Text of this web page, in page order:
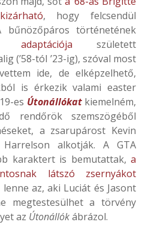
, hogy felcsendül
bűnözőpáros történetének
született
(’58-tól ’23-ig), szóval most
ide, de elképzelhető,
is érkezik valami easter
es Útonállókatkiemelném,
rendőrök szemszögéből
a zsarupárost Kevin
alkotják. A GTA
karaktert is bemutattak, a
látszó zsernyákot
az, aki Luciát és Jasont
megtestesülhet a törvény
az Útonállókábrázol.